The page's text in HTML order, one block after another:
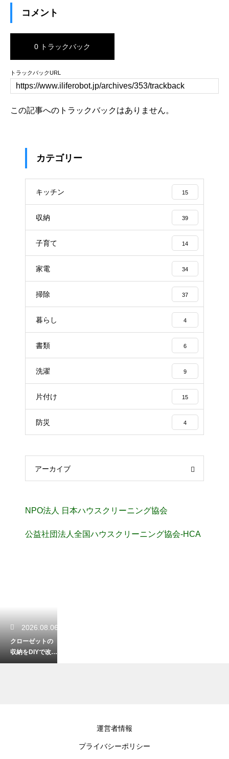
コメント
0 トラックバック
トラックバックURL
この記事へのトラックバックはありません。
カテゴリー
キッチン 15
収納 39
子育て 14
家電 34
掃除 37
暮らし 4
書類 6
洗濯 9
片付け 15
防災 4
アーカイブ
NPO法人 日本ハウスクリーニング協会
公益社団法人全国ハウスクリーニング協会-HCA
2026.08.06
クローゼットの
収納をDIYで改
造！初心者でも
運営者情報
プライバシーポリシー